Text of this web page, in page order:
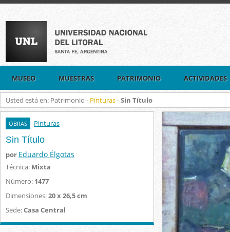
MUSEO MUESTRAS PATRIMONIO ACTIVIDADES
Usted está en: Patrimonio - Pinturas-Sin Título
OBRAS Pinturas
Sin Título
por Eduardo Élgotas
Técnica: Mixta
Número: 1477
Dimensiones:20 x 26,5 cm
Sede:Casa Central